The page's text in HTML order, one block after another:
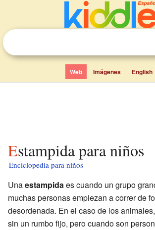
Web Imágenes English
Estampida para niños
Enciclopedia para niños
Unaestampidaes cuando un grupo
muchas personas empiezan a correr de
desordenada. En el caso de los
sin un rumbo fijo, pero cuando son